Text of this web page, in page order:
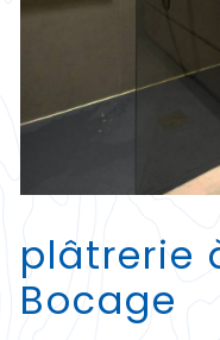
plâtrerie
Bocage